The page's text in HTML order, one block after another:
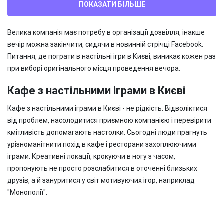
ПОКАЗАТИ БІЛЬШЕ
Велика компанія має потребу в організації дозвілля, інакше
вечір можна закінчити, сидячи в новинній стрічці Facebook.
Питання, де пограти в настільні ігри в Києві, виникає кожен раз
при виборі оригінального місця проведення вечора.
Кафе з настільними іграми в Києві
Кафе з настільними іграми в Києві - не рідкість. Відволіктися
від проблем, насолодитися приємною компанією і перевірити
кмітливість допомагають настолки. Сьогодні люди прагнуть
урізноманітнити похід в кафе і ресторани захоплюючими
іграми. Креативні локації, крокуючи в ногу з часом,
пропонують не просто розслабитися в оточенні близьких
друзів, а й зануритися у світ мотивуючих ігор, наприклад
"Монополії".